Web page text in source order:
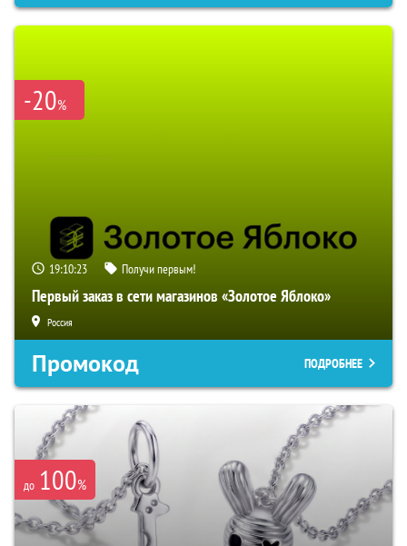
-20%
19:10:22 Получи первым!
Первый заказ в сети магазинов «Золотое Яблоко»
Россия
Промокод ПОДРОБНЕЕ
до 100%